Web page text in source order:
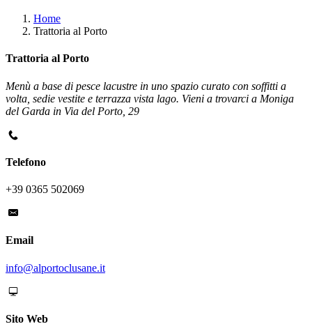
Home
Trattoria al Porto
Trattoria al Porto
Menù a base di pesce lacustre in uno spazio curato con soffitti a
volta, sedie vestite e terrazza vista lago. Vieni a trovarci a Moniga
del Garda in Via del Porto, 29
Telefono
+39 0365 502069
Email
info@alportoclusane.it
Sito Web